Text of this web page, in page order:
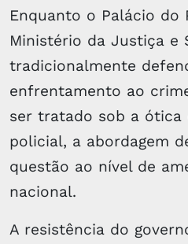
Enquanto o Palácio do
Ministério da Justiça e
tradicionalmente
enfrentamento ao
ser tratado sob a ótica
policial, a abordagem
questão ao nível de
nacional.
A resistência do